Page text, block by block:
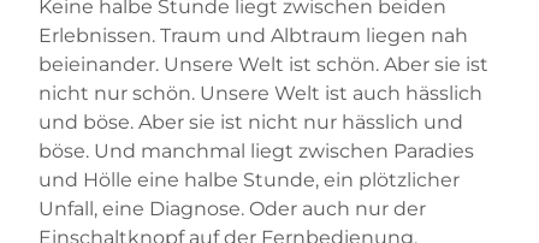
Keine halbe Stunde liegt zwischen beiden
Erlebnissen. Traum und Albtraum liegen nah
beieinander. Unsere Welt ist schön. Aber sie ist
nicht nur schön. Unsere Welt ist auch hässlich
und böse. Aber sie ist nicht nur hässlich und
böse. Und manchmal liegt zwischen Paradies
und Hölle eine halbe Stunde, ein plötzlicher
Unfall, eine Diagnose. Oder auch nur der
Einschaltknopf auf der Fernbedienung.